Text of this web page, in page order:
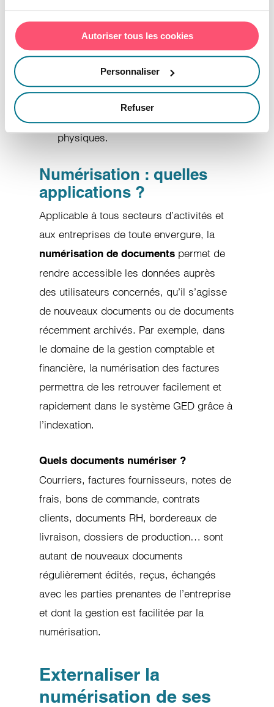
Autoriser tous les cookies
Personnaliser
Refuser
les risques d’erreur ou d’oubli ;
Faciliter le travail collaboratif de
plusieurs intervenants sur un même
physiques.
Numérisation : quelles
applications ?
Applicable à tous secteurs d’activités et
aux entreprises de toute envergure, la
numérisation de documents permet de
rendre accessible les données auprès
des utilisateurs concernés, qu’il s’agisse
de nouveaux documents ou de documents
récemment archivés. Par exemple, dans
le domaine de la gestion comptable et
financière, la numérisation des factures
permettra de les retrouver facilement et
rapidement dans le système GED grâce à
l’indexation.
Quels documents numériser ?
Courriers, factures fournisseurs, notes de
frais, bons de commande, contrats
clients, documents RH, bordereaux de
livraison, dossiers de production… sont
autant de nouveaux documents
régulièrement édités, reçus, échangés
avec les parties prenantes de l’entreprise
et dont la gestion est facilitée par la
numérisation.
Externaliser la
numérisation de ses